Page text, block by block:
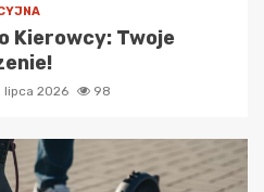
Kierowcy: Twoje
lipca 2026 98